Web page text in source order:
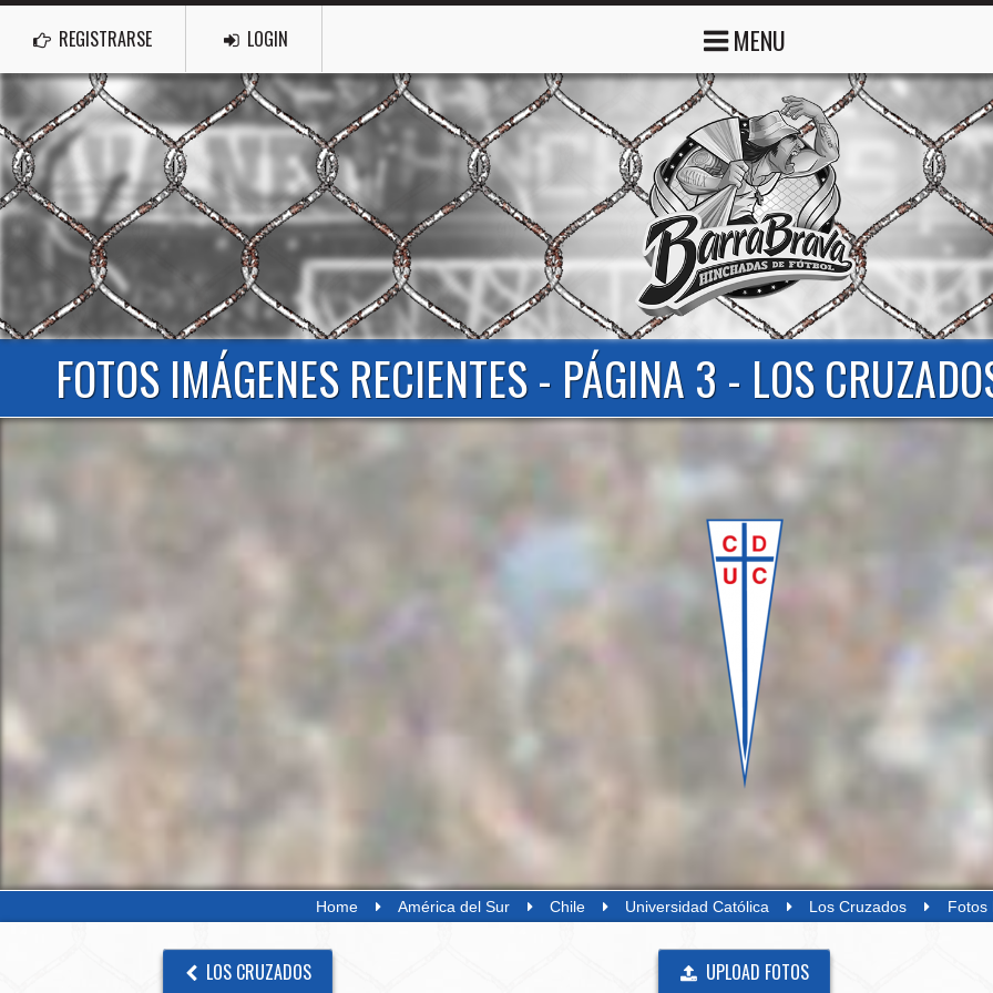
REGISTRARSE LOGIN MENU
FOTOS IMÁGENES RECIENTES - PÁGINA 3 - LOS
Home América del Sur Chile Universidad Católica Los Cruzados Fotos
LOS CRUZADOS UPLOAD FOTOS